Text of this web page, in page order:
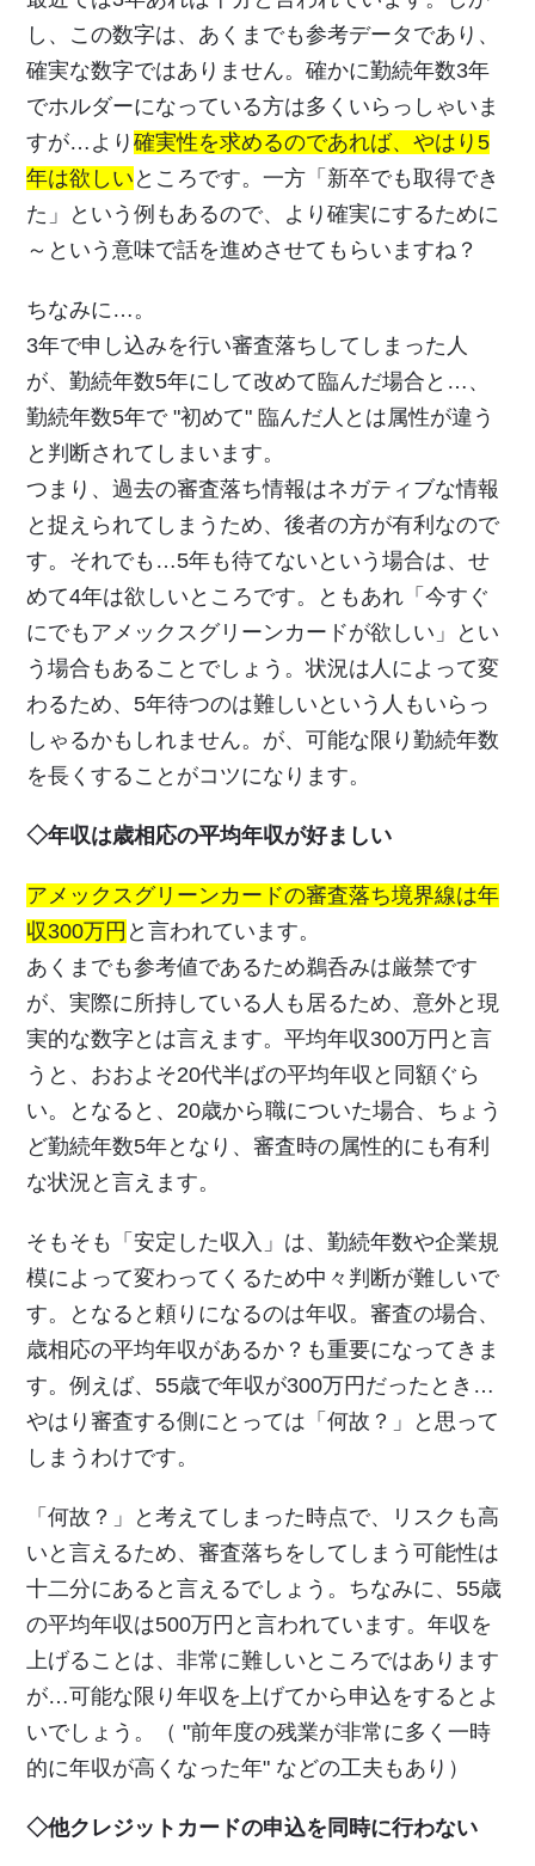
し、この数字は、あくまでも参考データであり、
確実な数字ではありません。確かに勤続年数3年
でホルダーになっている方は多くいらっしゃいま
すが…より確実性を求めるのであれば、やはり5
年は欲しい ところです。一方「新卒でも取得でき
た」という例もあるので、より確実にするために
～という意味で話を進めさせてもらいますね？
ちなみに…。
3年で申し込みを行い審査落ちしてしまった人
が、勤続年数5年にして改めて臨んだ場合と…、
勤続年数5年で "初めて" 臨んだ人とは属性が違う
と判断されてしまいます。
つまり、過去の審査落ち情報はネガティブな情報
と捉えられてしまうため、後者の方が有利なので
す。それでも…5年も待てないという場合は、せ
めて4年は欲しいところです。ともあれ「今すぐ
にでもアメックスグリーンカードが欲しい」とい
う場合もあることでしょう。状況は人によって変
わるため、5年待つのは難しいという人もいらっ
しゃるかもしれません。が、可能な限り勤続年数
を長くすることがコツになります。
◇年収は歳相応の平均年収が好ましい
アメックスグリーンカードの審査落ち境界線は年
収300万円 と言われています。
あくまでも参考値であるため鵜呑みは厳禁です
が、実際に所持している人も居るため、意外と現
実的な数字とは言えます。平均年収300万円と言
うと、おおよそ20代半ばの平均年収と同額ぐら
い。となると、20歳から職についた場合、ちょう
ど勤続年数5年となり、審査時の属性的にも有利
な状況と言えます。
そもそも「安定した収入」は、勤続年数や企業規
模によって変わってくるため中々判断が難しいで
す。となると頼りになるのは年収。審査の場合、
歳相応の平均年収があるか？も重要になってきま
す。例えば、55歳で年収が300万円だったとき…
やはり審査する側にとっては「何故？」と思って
しまうわけです。
「何故？」と考えてしまった時点で、リスクも高
いと言えるため、審査落ちをしてしまう可能性は
十二分にあると言えるでしょう。ちなみに、55歳
の平均年収は500万円と言われています。年収を
上げることは、非常に難しいところではあります
が…可能な限り年収を上げてから申込をするとよ
いでしょう。（ "前年度の残業が非常に多く一時
的に年収が高くなった年" などの工夫もあり）
◇他クレジットカードの申込を同時に行わない